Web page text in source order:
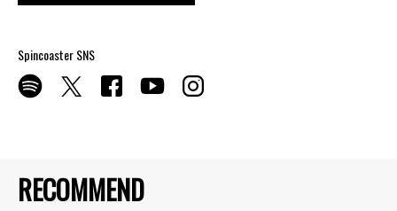
RECOMMEND
Spincoaster SNS